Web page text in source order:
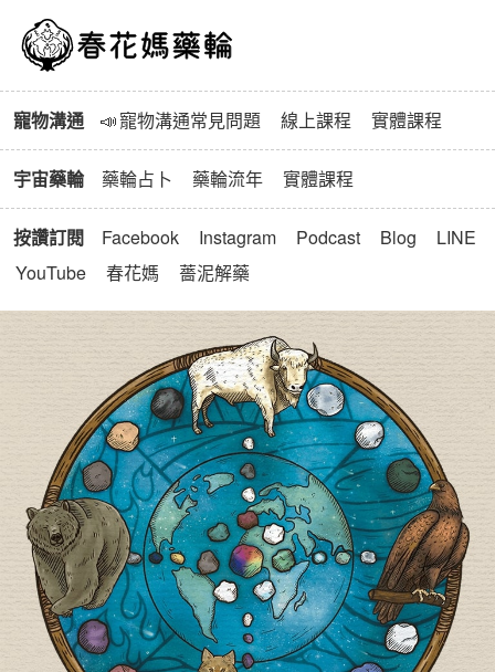
寵物溝通 📣寵物溝通常見問題 線上課程 實體課程
宇宙藥輪 藥輪占卜 藥輪流年 實體課程
按讚訂閱 Facebook Instagram Podcast Blog
LINE
YouTube
春花媽 薔泥解藥